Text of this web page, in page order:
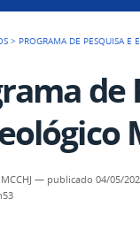
> PROGRAMA DE PESQUISA E
de
— publicado 04/05/